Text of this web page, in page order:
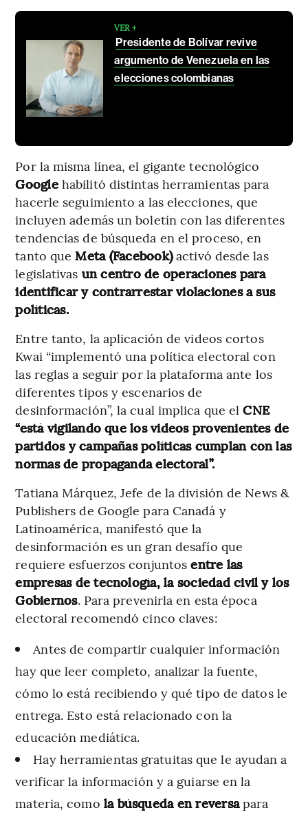
VER +
Presidente de Bolívar revive
argumento de Venezuela en las
elecciones colombianas
Por la misma línea, el gigante tecnológico
Googlehabilitó distintas herramientas para
hacerle seguimiento a las elecciones, que
incluyen además un boletín con las diferentes
tendencias de búsqueda en el proceso, en
tanto queMeta (Facebook)activó desde las
legislativas un centro de operaciones para
identificar y contrarrestar violaciones a sus
políticas.
Entre tanto, la aplicación de videos cortos
Kwai “implementó una política electoral con
las reglas a seguir por la plataforma ante los
diferentes tipos y escenarios de
desinformación”, la cual implica que elCNE
“está vigilando que los videos provenientes de
partidos y campañas políticas cumplan con las
normas de propaganda electoral”.
Tatiana Márquez, Jefe de la división de News &
Publishers de Google para Canadá y
Latinoamérica, manifestó que la
desinformación es un gran desafío que
requiere esfuerzos conjuntos entre las
empresas de tecnología, la sociedad civil y los
Gobiernos. Para prevenirla en esta época
electoral recomendó cinco claves:
Antes de compartir cualquier información
hay que leer completo, analizar la fuente,
cómo lo está recibiendo y qué tipo de datos le
entrega. Esto está relacionado con la
educación mediática.
Hay herramientas gratuitas que le ayudan a
verificar la información y a guiarse en la
materia, como la búsqueda en reversapara